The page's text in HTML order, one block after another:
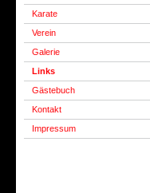
Karate
Verein
Galerie
Links
Gästebuch
Kontakt
Impressum